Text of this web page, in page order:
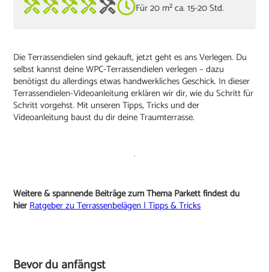
Für 20 m² ca. 15-20 Std.
Die Terrassendielen sind gekauft, jetzt geht es ans Verlegen. Du
selbst kannst deine WPC-Terrassendielen verlegen – dazu
benötigst du allerdings etwas handwerkliches Geschick. In dieser
Terrassendielen-Videoanleitung erklären wir dir, wie du Schritt für
Schritt vorgehst. Mit unseren Tipps, Tricks und der
Videoanleitung baust du dir deine Traumterrasse.
Weitere & spannende Beiträge zum Thema Parkett findest du
hierRatgeber zu Terrassenbelägen | Tipps & Tricks
Bevor du anfängst